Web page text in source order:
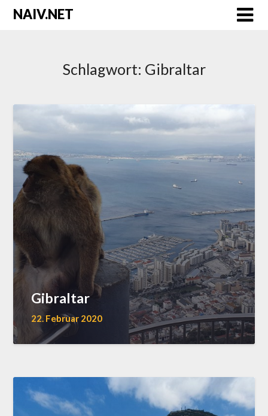
SkipNAIV.NET
Schlagwort: Gibraltar
Gibraltar
22. Februar 2020